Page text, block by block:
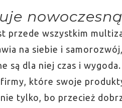
przede wszystkim
na siebie i
są dla niej czas i
które swoje
tylko, bo przecież